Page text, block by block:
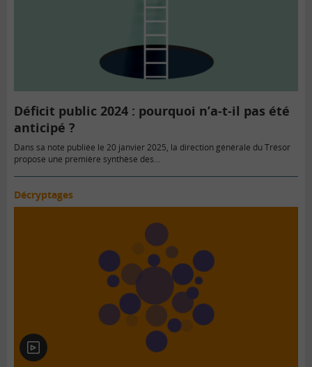
Déficit public 2024 : pourquoi n’a-t-il pas été
anticipé ?
Dans sa note publiée le 20 janvier 2025, la direction générale du Trésor
propose une première synthèse des…
Décryptages
En